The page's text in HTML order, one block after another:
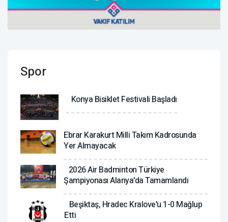
Spor
Konya Bisiklet Festivali Başladı
Ebrar Karakurt Milli Takım Kadrosunda
Yer Almayacak
2026 Air Badminton Türkiye
Şampiyonası Alanya'da Tamamlandı
Beşiktaş, Hradec Kralove'u 1-0 Mağlup
Etti